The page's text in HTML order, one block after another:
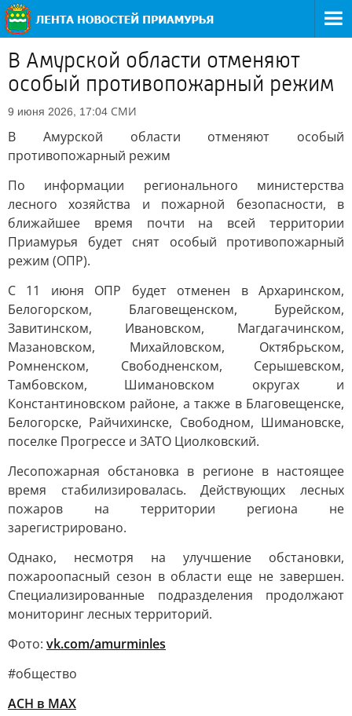
В Амурской области отменяют
особый противопожарный режим
9 июня 2026, 17:04 СМИ
В Амурской области отменяют особый
противопожарный режим
По информации регионального министерства
лесного хозяйства и пожарной безопасности, в
ближайшее время почти на всей территории
Приамурья будет снят особый противопожарный
режим (ОПР).
С 11 июня ОПР будет отменен в Архаринском,
Белогорском, Благовещенском, Бурейском,
Завитинском, Ивановском, Магдагачинском,
Мазановском, Михайловском, Октябрьском,
Ромненском, Свободненском, Серышевском,
Тамбовском, Шимановском округах и
Константиновском районе, а также в Благовещенске,
Белогорске, Райчихинске, Свободном, Шимановске,
поселке Прогрессе и ЗАТО Циолковский.
Лесопожарная обстановка в регионе в настоящее
время стабилизировалась. Действующих лесных
пожаров на территории региона не
зарегистрировано.
Однако, несмотря на улучшение обстановки,
пожароопасный сезон в области еще не завершен.
Специализированные подразделения продолжают
мониторинг лесных территорий.
Фото: vk.com/amurminles
#общество
АСН в MAX